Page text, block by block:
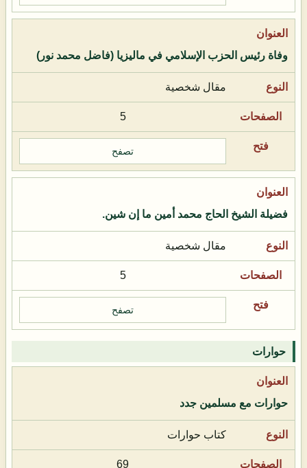
وفاة رئيس الحزب الإسلامي في ماليزيا (فاضل محمد نور)
مقال شخصية
5
تصفح
فضيلة الشيخ الحاج محمد أمين ما إن شين.
مقال شخصية
5
تصفح
حوارات
حوارات مع مسلمين جدد
كتاب حوارات
69